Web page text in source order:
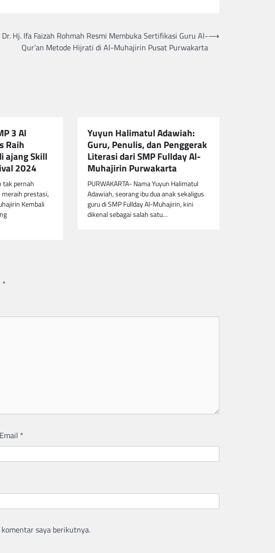
Dr. Hj. Ifa Faizah Rohmah Resmi Membuka Sertifikasi Guru Al-
Qur’an Metode Hijrati di Al-Muhajirin Pusat Purwakarta
⟶
3 Al
Raih
ajang Skill
2024
tak pernah
prestasi,
Kembali
Yuyun Halimatul Adawiah:
Guru, Penulis, dan Penggerak
Literasi dari SMP Fullday Al-
Muhajirin Purwakarta
PURWAKARTA- Nama Yuyun Halimatul
Adawiah, seorang ibu dua anak sekaligus
guru di SMP Fullday Al-Muhajirin, kini
dikenal sebagai salah satu…
*
Email *
saya berikutnya.